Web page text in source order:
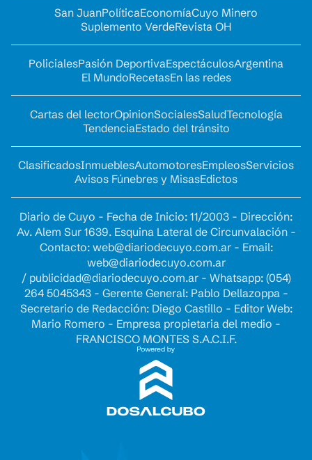
San JuanPolíticaEconomíaCuyo Minero
Suplemento VerdeRevista OH
PolicialesPasión DeportivaEspectáculosArgentina
El MundoRecetasEn las redes
Cartas del lectorOpinionSocialesSaludTecnología
TendenciaEstado del tránsito
ClasificadosInmueblesAutomotoresEmpleosServicios
Avisos Fúnebres y MisasEdictos
Diario de Cuyo - Fecha de Inicio: 11/2003 - Dirección:
Av. Alem Sur 1639. Esquina Lateral de Circunvalación -
Contacto: web@diariodecuyo.com.ar- Email:
web@diariodecuyo.com.ar
/ publicidad@diariodecuyo.com.ar- Whatsapp: (054)
264 5045343 - Gerente General: Pablo Dellazoppa -
Secretario de Redacción: Diego Castillo - Editor Web:
Mario Romero - Empresa propietaria del medio -
FRANCISCO MONTES S.A.C.I.F.